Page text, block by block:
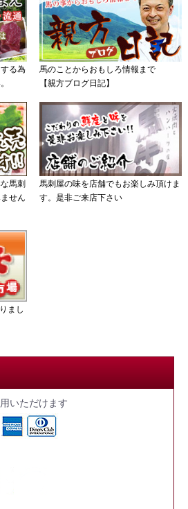
る為
馬のことからおもしろ情報まで
【親方ブログ日記】
馬刺
せん
馬刺屋の味を店舗でもお楽しみ頂けま
す。是非ご来店下さい
まし
いただけます